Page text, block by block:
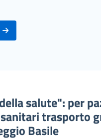
salute": per
trasporto
Basile